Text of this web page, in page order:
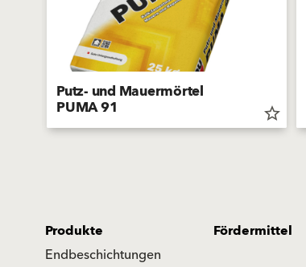
Putz- und Mauermörtel
PUMA 91 star_border
Produkte
Endbeschichtungen
Fördermittel